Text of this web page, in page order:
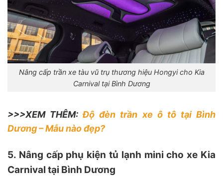
Nâng cấp trần xe tàu vũ trụ thương hiệu Hongyi cho Kia
Carnival tại Bình Dương
>>>XEM THÊM:Độ đèn trần xe ô tô tại Bình
Dương – Mẫu nào đẹp?
5. Nâng cấp phụ kiện tủ lạnh mini cho xe Kia
Carnival tại Bình Dương